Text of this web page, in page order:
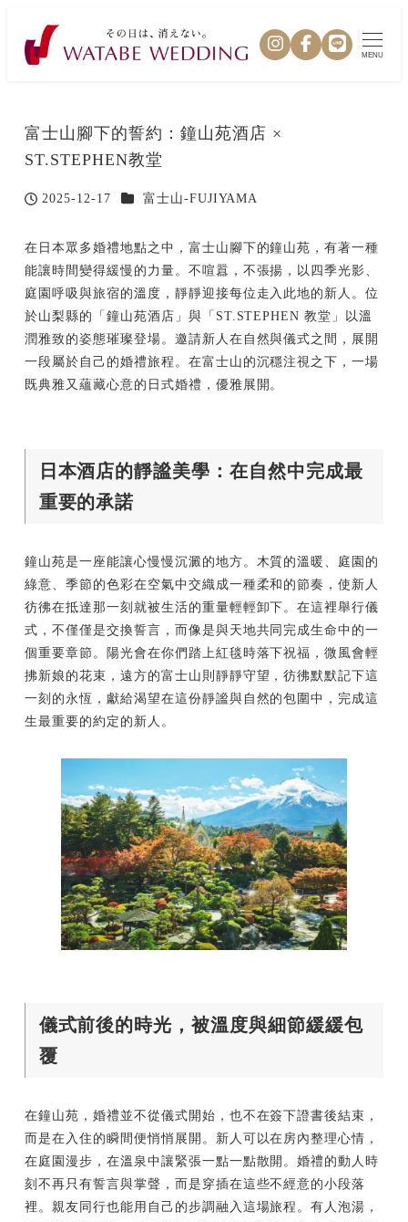
MENU
富士山腳下的誓約：鐘山苑酒店 ×
ST.STEPHEN教堂
投稿日
2025-12-17 カテゴリー
富士山-FUJIYAMA
在日本眾多婚禮地點之中，富士山腳下的鐘山苑，有著一種
能讓時間變得緩慢的力量。不喧囂，不張揚，以四季光影、
庭園呼吸與旅宿的溫度，靜靜迎接每位走入此地的新人。位
於山梨縣的「鐘山苑酒店」與「ST.STEPHEN 教堂」以溫
潤雅致的姿態璀璨登場。邀請新人在自然與儀式之間，展開
一段屬於自己的婚禮旅程。在富士山的沉穩注視之下，一場
既典雅又蘊藏心意的日式婚禮，優雅展開。
日本酒店的靜謐美學：在自然中完成最
重要的承諾
鐘山苑是一座能讓心慢慢沉澱的地方。木質的溫暖、庭園的
綠意、季節的色彩在空氣中交織成一種柔和的節奏，使新人
彷彿在抵達那一刻就被生活的重量輕輕卸下。在這裡舉行儀
式，不僅僅是交換誓言，而像是與天地共同完成生命中的一
個重要章節。陽光會在你們踏上紅毯時落下祝福，微風會輕
拂新娘的花束，遠方的富士山則靜靜守望，彷彿默默記下這
一刻的永恆，獻給渴望在這份靜謐與自然的包圍中，完成這
生最重要的約定的新人。
儀式前後的時光，被溫度與細節緩緩包
覆
在鐘山苑，婚禮並不從儀式開始，也不在簽下證書後結束，
而是在入住的瞬間便悄悄展開。新人可以在房內整理心情，
在庭園漫步，在溫泉中讓緊張一點一點散開。婚禮的動人時
刻不再只有誓言與掌聲，而是穿插在這些不經意的小段落
裡。親友同行也能用自己的步調融入這場旅程。有人泡湯，